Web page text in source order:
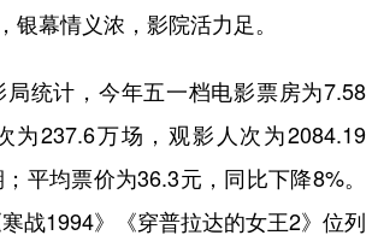
人居 信息化
乡村振兴 银龄 溯源中国
旅游 能源 会展
娱乐 时尚 悦读
一带一路 亚太网 上市公司
幕情义浓，影院活力足。
计，今年五一档电影票房为7.58
为237.6万场，观影人次为2084.19
平均票价为36.3元，同比下降8%。
寒战1994》《穿普拉达的女王2》位列